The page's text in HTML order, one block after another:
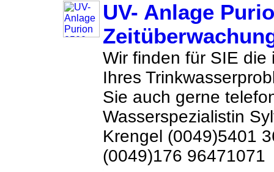
UV- Anlage
Wir finden für SIE die
Ihres
Sie auch gerne
Wasserspezialistin
Krengel (0049)5401
(0049)176